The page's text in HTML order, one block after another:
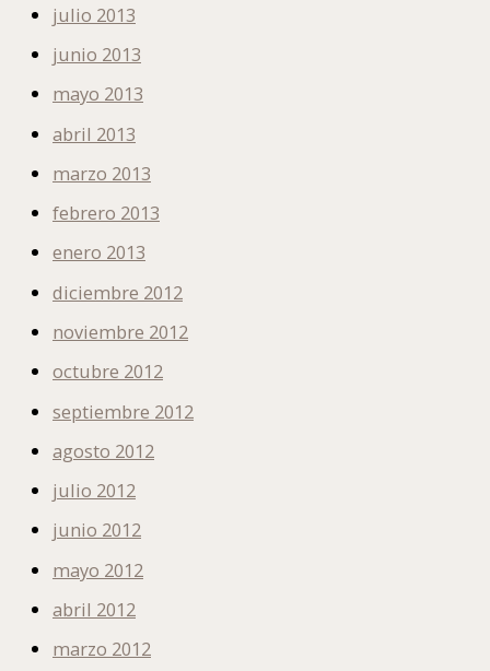
julio 2013
junio 2013
mayo 2013
abril 2013
marzo 2013
febrero 2013
enero 2013
diciembre 2012
noviembre 2012
octubre 2012
septiembre 2012
agosto 2012
julio 2012
junio 2012
mayo 2012
abril 2012
marzo 2012